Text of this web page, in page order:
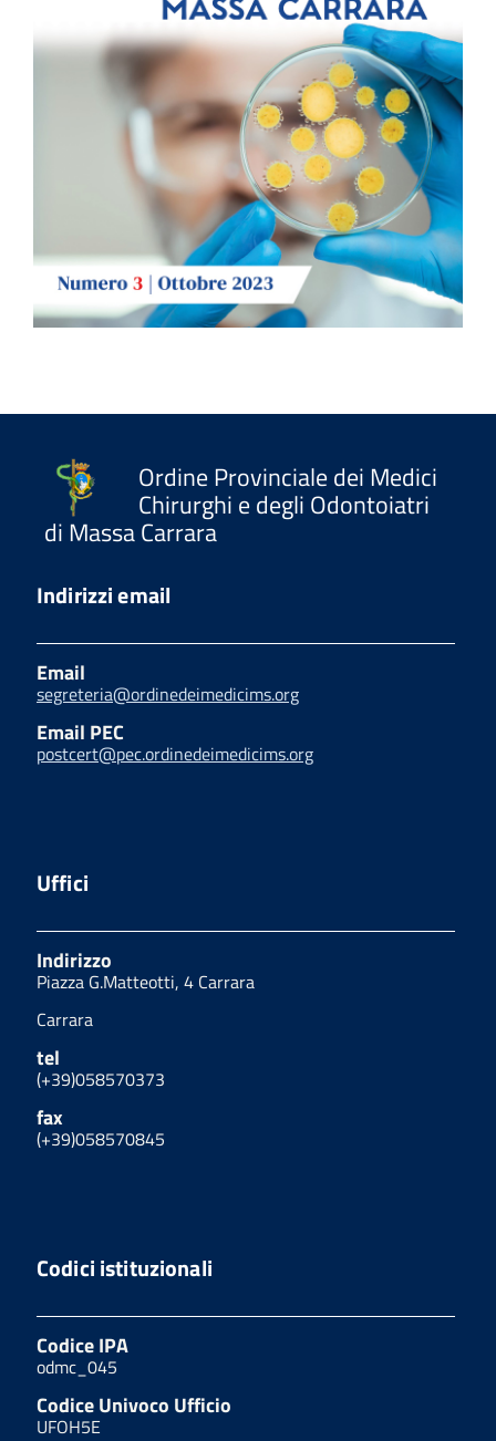
Ordine Provinciale dei Medici
Chirurghi e degli Odontoiatri
di Massa Carrara
Indirizzi email
Email
segreteria@ordinedeimedicims.org
Email PEC
postcert@pec.ordinedeimedicims.org
Uffici
Indirizzo
Piazza G.Matteotti, 4 Carrara
Carrara
tel
(+39)058570373
fax
(+39)058570845
Codici istituzionali
Codice IPA
odmc_045
Codice Univoco Ufficio
UFOH5E